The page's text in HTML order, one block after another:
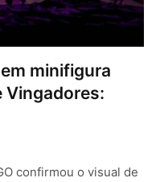
minifigura
Vingadores:
confirmou o visual de